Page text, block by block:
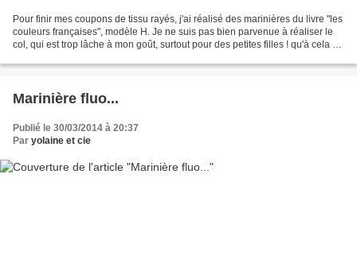
Pour finir mes coupons de tissu rayés, j'ai réalisé des marinières du livre "les
couleurs françaises", modèle H. Je ne suis pas bien parvenue à réaliser le
col, qui est trop lâche à mon goût, surtout pour des petites filles ! qu'à cela se
Marinière fluo...
Publié le 30/03/2014 à 20:37
Par yolaine et cie